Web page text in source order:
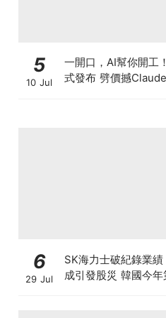
5
10 Jul
一開口，AI幫你開工
式發布 劈價撼
6
29 Jul
SK海力士破紀錄業
成引發股災 韓國今